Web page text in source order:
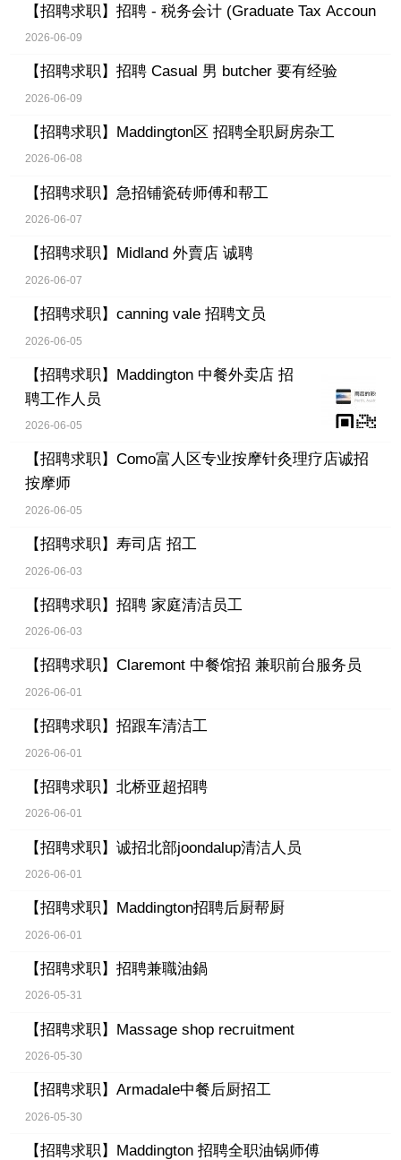
【招聘求职】 招聘 - 税务会计 (Graduate Tax Accoun
2026-06-09
【招聘求职】 招聘 Casual 男 butcher 要有经验
2026-06-09
【招聘求职】 Maddington区 招聘全职厨房杂工
2026-06-08
【招聘求职】 急招铺瓷砖师傅和帮工
2026-06-07
【招聘求职】 Midland 外賣店 诚聘
2026-06-07
【招聘求职】 canning vale 招聘文员
2026-06-05
【招聘求职】 Maddington 中餐外卖店 招
聘工作人员
2026-06-05
【招聘求职】 Como富人区专业按摩针灸理疗店诚招
按摩师
2026-06-05
【招聘求职】 寿司店 招工
2026-06-03
【招聘求职】 招聘 家庭清洁员工
2026-06-03
【招聘求职】 Claremont 中餐馆招 兼职前台服务员
2026-06-01
【招聘求职】 招跟车清洁工
2026-06-01
【招聘求职】 北桥亚超招聘
2026-06-01
【招聘求职】 诚招北部joondalup清洁人员
2026-06-01
【招聘求职】 Maddington招聘后厨帮厨
2026-06-01
【招聘求职】 招聘兼職油鍋
2026-05-31
【招聘求职】 Massage shop recruitment
2026-05-30
【招聘求职】 Armadale中餐后厨招工
2026-05-30
【招聘求职】 Maddington 招聘全职油锅师傅